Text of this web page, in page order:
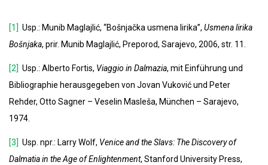
[1] Usp.: Munib Maglajlić, “Bošnjačka usmena lirika”, Usmena lirika
Bošnjaka, prir. Munib Maglajlić, Preporod, Sarajevo, 2006, str. 11.
[2] Usp.: Alberto Fortis, Viaggio in Dalmazia, mit Einführung und
Bibliographie herausgegeben von Jovan Vuković und Peter
Rehder, Otto Sagner – Veselin Masleša, München – Sarajevo,
1974.
[3] Usp. npr.: Larry Wolf, Venice and the Slavs: The Discovery of
Dalmatia in the Age of Enlightenment, Stanford University Press,